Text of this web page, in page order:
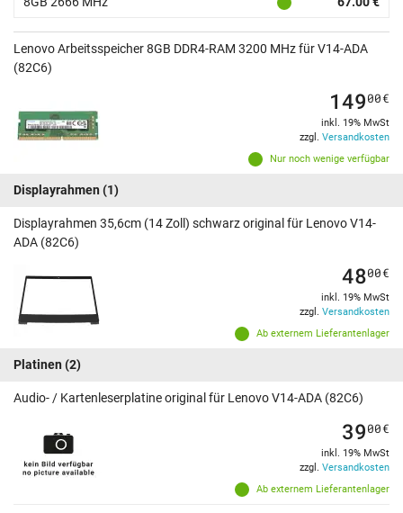
Lenovo Arbeitsspeicher 8GB DDR4-RAM 3200 MHz für V14-ADA
(82C6)
Nur noch wenige verfügbar
14900€
inkl. 19% MwSt
zzgl. Versandkosten
Displayrahmen (1)
Displayrahmen 35,6cm (14 Zoll) schwarz original für Lenovo V14-
ADA (82C6)
Ab externem Lieferantenlager
4800€
inkl. 19% MwSt
zzgl. Versandkosten
Platinen (2)
Audio- / Kartenleserplatine original für Lenovo V14-ADA (82C6)
Ab externem Lieferantenlager
3900€
inkl. 19% MwSt
zzgl. Versandkosten